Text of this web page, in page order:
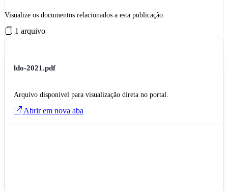
Visualize os documentos relacionados a esta publicação.
1 arquivo
ldo-2021.pdf
Arquivo disponível para visualização direta no portal.
Abrir em nova aba